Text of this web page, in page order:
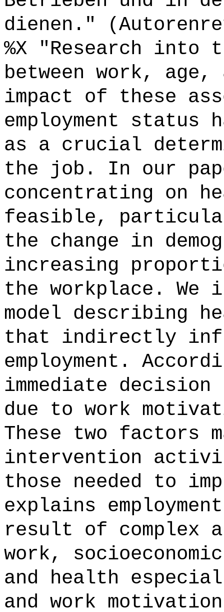
dienen."
%X "Research into
between work,
impact of these
employment status
as a crucial
the job. In our
concentrating on
feasible,
the change in
increasing
the workplace.
model describing
that indirectly
employment.
immediate
due to work
These two factors
intervention
those needed to
explains
result of complex
work,
and health
and work